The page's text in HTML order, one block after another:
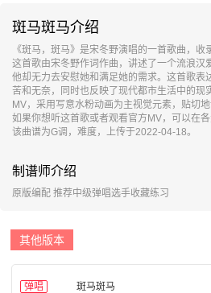
斑马斑马介绍
《斑马，斑马》是宋冬野演唱的一首歌曲，收
这首歌由宋冬野作词作曲，讲述了一个流浪汉
他却无力去安慰她和满足她的需求。这首歌表
苦和无奈，同时也反映了现代都市生活中的现
MV，采用写意水粉动画为主视觉元素，贴切
如果你想听这首歌或者观看官方MV，可以在
该曲谱为G调，难度，上传于2022-04-18。
制谱师介绍
原版编配 推荐中级弹唱选手收藏练习
其他版本
弹唱 斑马斑马